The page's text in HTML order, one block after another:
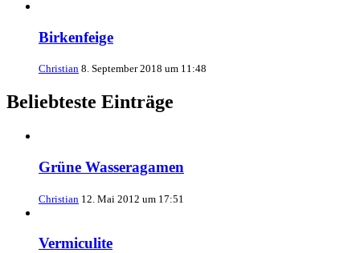
Birkenfeige
Christian 8. September 2018 um 11:48
Beliebteste Einträge
Grüne Wasseragamen
Christian 12. Mai 2012 um 17:51
Vermiculite